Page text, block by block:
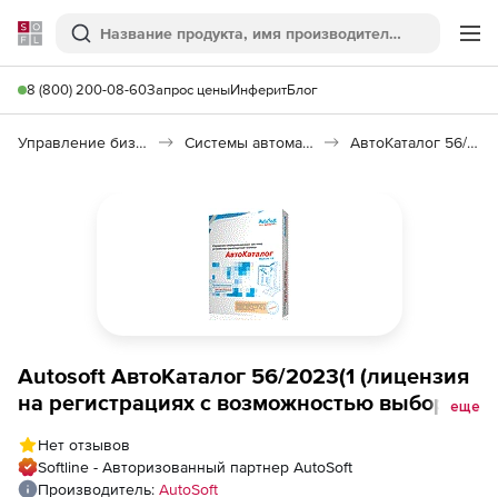
Softline
Поиск
8 (800) 200-08-60Запрос ценыИнферитБлог
Управление бизнесом, CRM/ERP Системы автоматизации АвтоКаталог 56/2023(1)
Autosoft АвтоКаталог 56/2023(1 (лицензия
на регистрациях с возможностью выбора
рабочее место
еще
Нет отзывов
Softline - Авторизованный партнер AutoSoft
Производитель: AutoSoft